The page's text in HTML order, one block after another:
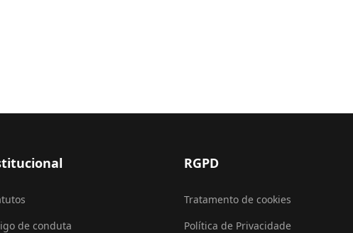
de conduta
RGPD
Tratamento de cookies
Política de Privacidade